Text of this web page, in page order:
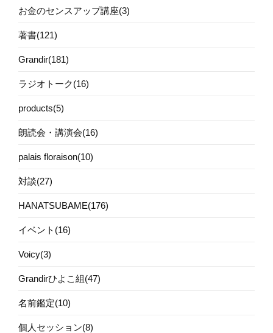
お金のセンスアップ講座(3)
著書(121)
Grandir(181)
ラジオトーク(16)
products(5)
朗読会・講演会(16)
palais floraison(10)
対談(27)
HANATSUBAME(176)
イベント(16)
Voicy(3)
Grandirひよこ組(47)
名前鑑定(10)
個人セッション(8)